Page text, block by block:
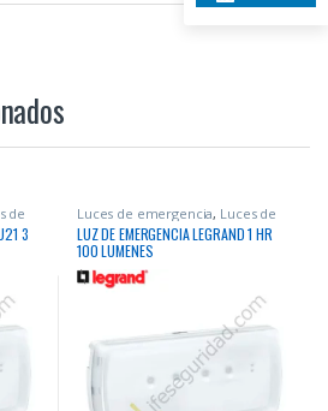
de
3
Luces de emergencia, Luces de
Emergencia
LUZ DE EMERGENCIA LEGRAND 1 HR
100 LUMENES